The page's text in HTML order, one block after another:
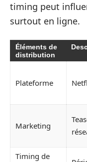
timing peut
surtout en ligne.
Éléments de
distribution
Plateforme
Marketing
Timing de